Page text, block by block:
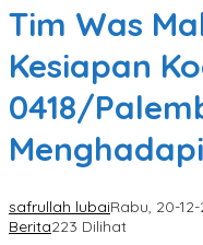
Tim Was
Kesiapan
0418/
safrullah lubaiRabu, 20-12-
Berita223 Dilihat